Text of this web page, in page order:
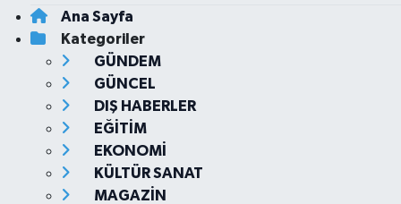
Ana Sayfa
Kategoriler
GÜNDEM
GÜNCEL
DIŞ HABERLER
EĞİTİM
EKONOMİ
KÜLTÜR SANAT
MAGAZİN